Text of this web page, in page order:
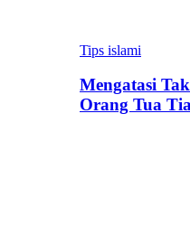
Tips islami
Mengatasi
Orang Tua